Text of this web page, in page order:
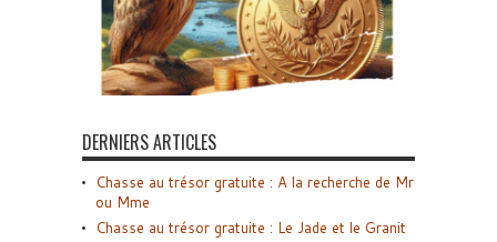
DERNIERS ARTICLES
Chasse au trésor gratuite : A la recherche de Mr
ou Mme
Chasse au trésor gratuite : Le Jade et le Granit